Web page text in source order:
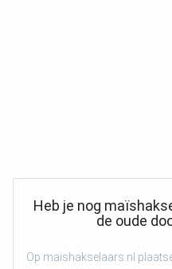
Heb je nog
de oude
Op maishakselaars.nl